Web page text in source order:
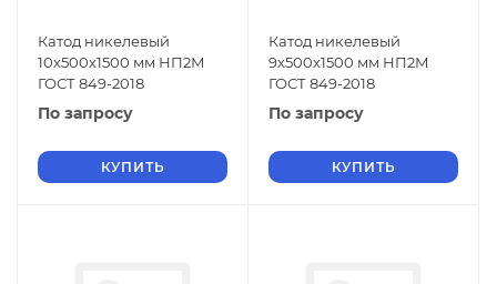
Катод никелевый
10х500х1500 мм НП2М
ГОСТ 849-2018
По запросу
КУПИТЬ
Катод никелевый
9х500х1500 мм НП2М
ГОСТ 849-2018
По запросу
КУПИТЬ